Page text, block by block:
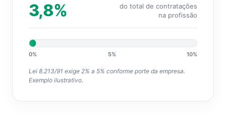
3,8%
do total de contratações
na profissão
0% 5% 10%
Lei 8.213/91 exige 2% a 5% conforme porte da empresa.
Exemplo ilustrativo.